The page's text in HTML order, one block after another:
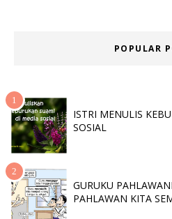
POPULAR
ISTRI MENULIS
SOSIAL
GURUKU
PAHLAWAN KITA